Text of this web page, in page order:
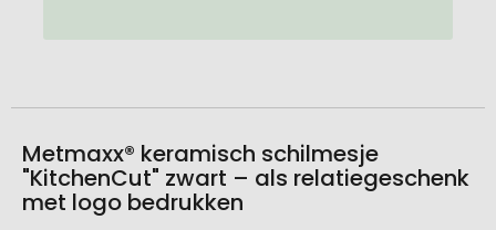
Metmaxx® keramisch schilmesje
"KitchenCut" zwart – als relatiegeschenk
met logo bedrukken